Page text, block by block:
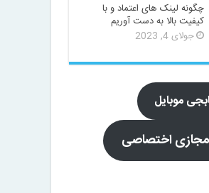
چگونه لینک های اعتماد و با
کیفیت بالا به دست آوریم
جولای 4, 2023
موبایل
اختصاصی